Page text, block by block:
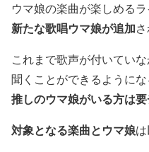
ウマ娘の楽曲が楽しめる
新たな歌唱ウマ娘が追加
これまで歌声が付いてい
聞くことができるようにな
推しのウマ娘がいる方は
対象となる楽曲とウマ娘は